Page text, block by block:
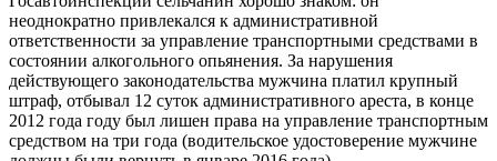
неоднократно привлекался к административной
ответственности за управление транспортными средствами в
состоянии алкогольного опьянения. За нарушения
действующего законодательства мужчина платил крупный
штраф, отбывал 12 суток административного ареста, в конце
2012 года году был лишен права на управление транспортным
средством на три года (водительское удостоверение мужчине